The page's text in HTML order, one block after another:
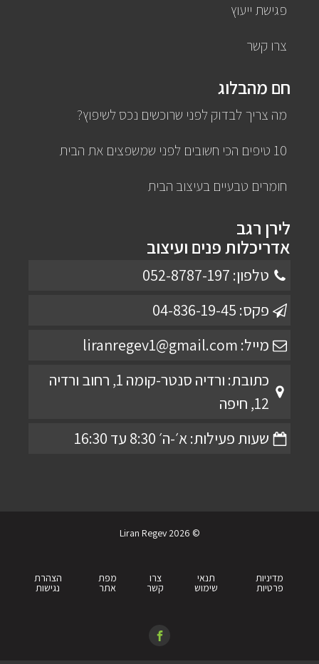
פגישת ייעוץ
צרו קשר
חם מהבלוג
מה צריך לבדוק לפני שרוכשים נכס לשיפוץ?
10 טיפים הכי חשובים לפני שמשפצים את הבית
חומרים טבעיים בעיצוב הבית
לירן רגב
אדריכלות פנים ועיצוב
טלפון: 052-8787-197
פקס: 04-836-19-45
מייל: liranregev1@gmail.com
כתובת: ורדיה סנטר-קומה 1, רחוב ורדיה
12, חיפה
שעות פעילות: א׳-ה׳ 8:30 עד 16:30
© 2026 Liran Regev
מדיניות
פרטיות
תנאי
שימוש
צרו
קשר
מפת
אתר
הצהרת
נגישות